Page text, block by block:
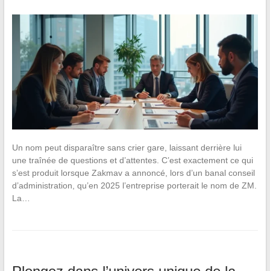
Un nom peut disparaître sans crier gare, laissant derrière lui
une traînée de questions et d’attentes. C’est exactement ce qui
s’est produit lorsque Zakmav a annoncé, lors d’un banal conseil
d’administration, qu’en 2025 l’entreprise porterait le nom de ZM.
La…